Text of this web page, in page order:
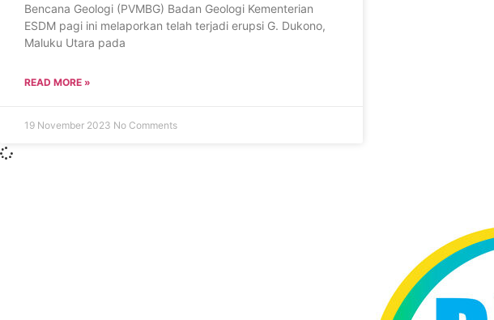
Bencana Geologi (PVMBG) Badan Geologi Kementerian
ESDM pagi ini melaporkan telah terjadi erupsi G. Dukono,
Maluku Utara pada
READ MORE »
19 November 2023 No Comments